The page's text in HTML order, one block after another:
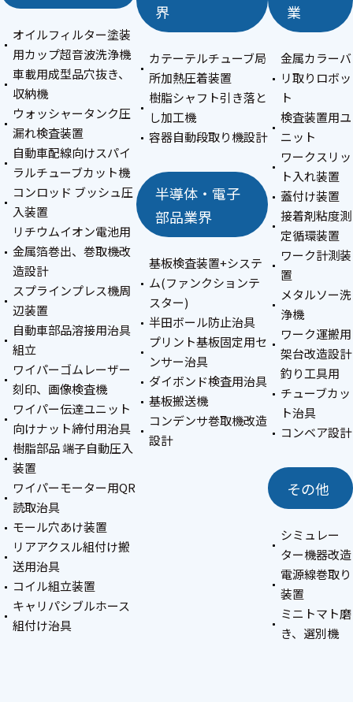
オイルフィルター塗装
用カップ超音波洗浄機
車載用成型品穴抜き、
収納機
ウォッシャータンク圧
漏れ検査装置
自動車配線向けスパイ
ラルチューブカット機
コンロッド ブッシュ圧
入装置
リチウムイオン電池用
金属箔巻出、巻取機改
造設計
スプラインプレス機周
辺装置
自動車部品溶接用治具
組立
ワイパーゴムレーザー
刻印、画像検査機
ワイパー伝達ユニット
向けナット締付用治具
樹脂部品 端子自動圧入
装置
ワイパーモーター用QR
読取治具
モール穴あけ装置
リアアクスル組付け搬
送用治具
コイル組立装置
キャリパシブルホース
組付け治具
界
カテーテルチューブ局
所加熱圧着装置
樹脂シャフト引き落と
し加工機
容器自動段取り機設計
半導体・電子
部品業界
基板検査装置+システ
ム(ファンクションテ
スター)
半田ボール防止治具
プリント基板固定用セ
ンサー治具
ダイボンド検査用治具
基板搬送機
コンデンサ巻取機改造
設計
業
金属カラーバ
リ取りロボッ
ト
検査装置用ユ
ニット
ワークスリッ
ト入れ装置
蓋付け装置
接着剤粘度測
定循環装置
ワーク計測装
置
メタルソー洗
浄機
ワーク運搬用
架台改造設計
釣り工具用
チューブカッ
ト治具
コンベア設計
その他
シミュレー
ター機器改造
電源線巻取り
装置
ミニトマト磨
き、選別機